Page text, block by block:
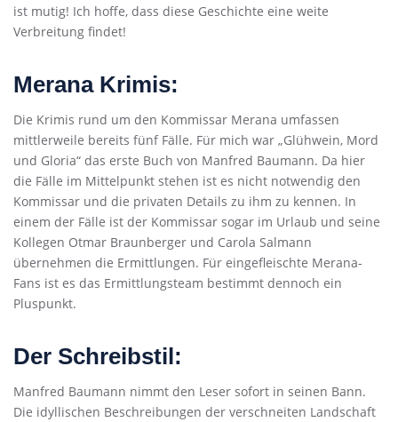
ist mutig! Ich hoffe, dass diese Geschichte eine weite
Verbreitung findet!
Merana Krimis:
Die Krimis rund um den Kommissar Merana umfassen
mittlerweile bereits fünf Fälle. Für mich war „Glühwein, Mord
und Gloria“ das erste Buch von Manfred Baumann. Da hier
die Fälle im Mittelpunkt stehen ist es nicht notwendig den
Kommissar und die privaten Details zu ihm zu kennen. In
einem der Fälle ist der Kommissar sogar im Urlaub und seine
Kollegen Otmar Braunberger und Carola Salmann
übernehmen die Ermittlungen. Für eingefleischte Merana-
Fans ist es das Ermittlungsteam bestimmt dennoch ein
Pluspunkt.
Der Schreibstil:
Manfred Baumann nimmt den Leser sofort in seinen Bann.
Die idyllischen Beschreibungen der verschneiten Landschaft